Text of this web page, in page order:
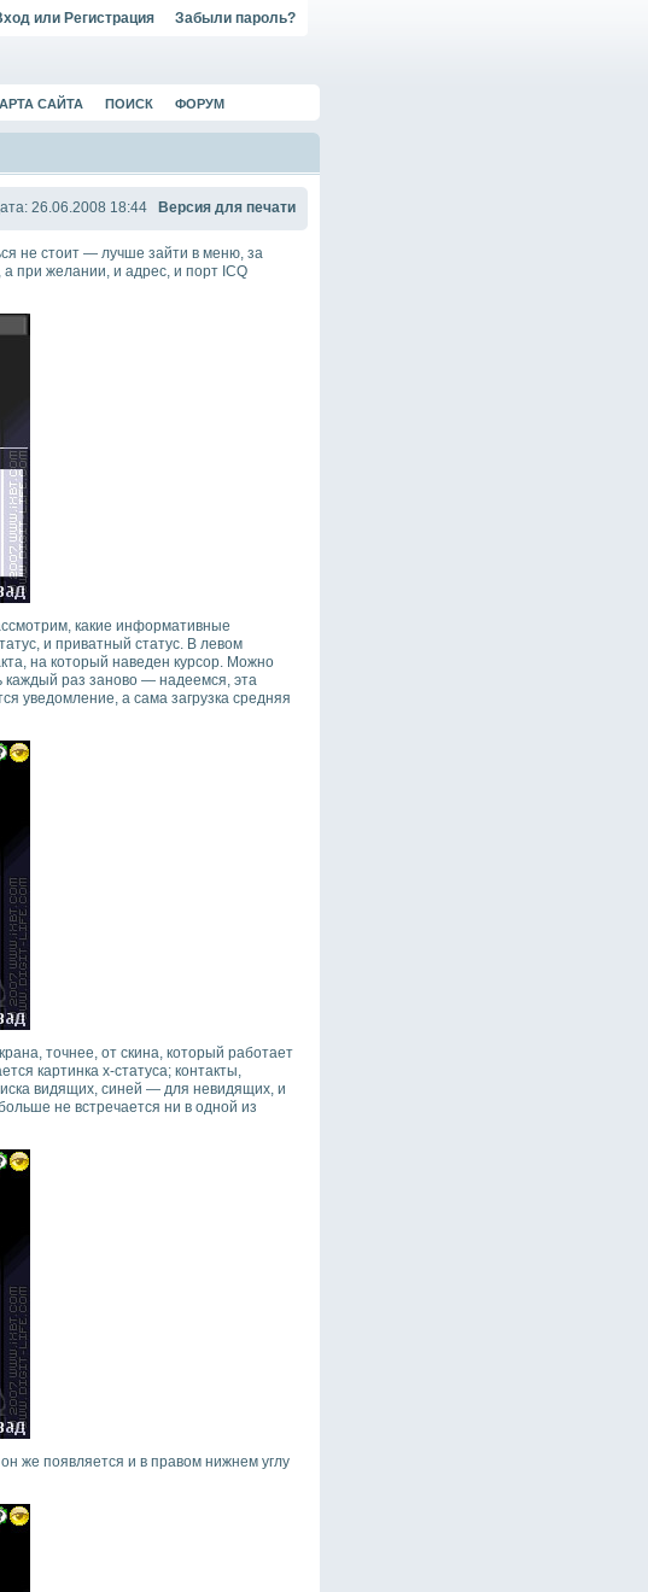
Забыли пароль?
или Регистрация
САЙТА ПОИСК ФОРУМ
26.06.2008 18:44 Версия для печати
не стоит — лучше зайти в меню, за
а при желании, и адрес, и порт ICQ
какие информативные
и приватный статус. В левом
на который наведен курсор. Можно
каждый раз заново — надеемся, эта
уведомление, а сама загрузка средняя
точнее, от скина, который работает
картинка х-статуса; контакты,
видящих, синей — для невидящих, и
не встречается ни в одной из
же появляется и в правом нижнем углу